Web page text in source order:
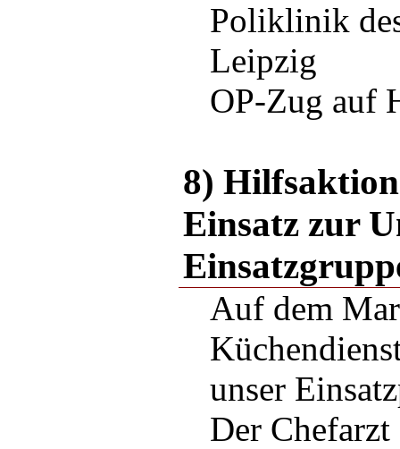
Poliklinik
Leipzig
OP-Zug auf
8)
Einsatz zur
Auf dem
unser
Der Chefarzt